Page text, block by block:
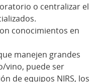
o centralizar el
conocimientos en
manejen grandes
vino, puede ser
de equipos NIRS, los